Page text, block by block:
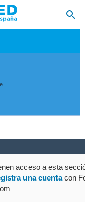
acceso a esta
una cuentacon